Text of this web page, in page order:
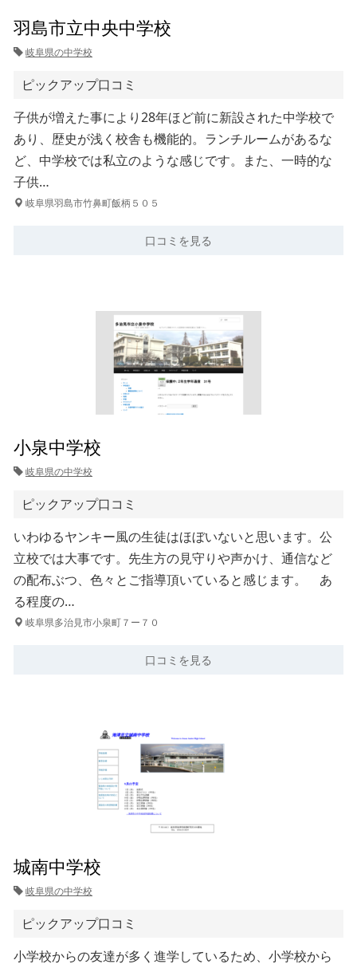
羽島市立中央中学校
岐阜県の中学校
ピックアップ口コミ
子供が増えた事により28年ほど前に新設された中学校で
あり、歴史が浅く校舎も機能的。ランチルームがあるな
ど、中学校では私立のような感じです。また、一時的な
子供…
岐阜県羽島市竹鼻町飯柄５０５
口コミを見る
小泉中学校
岐阜県の中学校
ピックアップ口コミ
いわゆるヤンキー風の生徒はほぼいないと思います。公
立校では大事です。先生方の見守りや声かけ、通信など
の配布ぶつ、色々とご指導頂いていると感じます。 あ
る程度の…
岐阜県多治見市小泉町７ー７０
口コミを見る
城南中学校
岐阜県の中学校
ピックアップ口コミ
小学校からの友達が多く進学しているため、小学校から